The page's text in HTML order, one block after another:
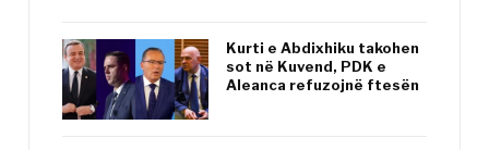
Kurti e Abdixhiku takohen
sot në Kuvend, PDK e
Aleanca refuzojnë ftesën